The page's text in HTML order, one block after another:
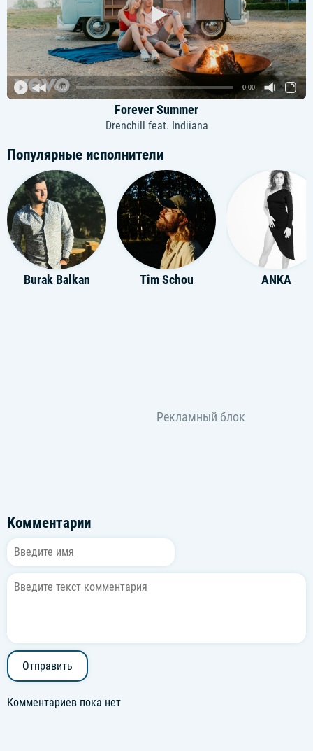
0:00 0:00
Forever Summer
Drenchill feat. Indiiana
Популярные исполнители
Burak Balkan Tim Schou ANKA
Комментарии
Отправить
Комментариев пока нет